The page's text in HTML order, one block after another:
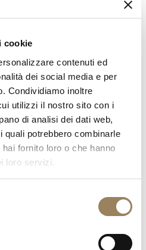
cookie
contenuti ed
dei social media e per
Condividiamo inoltre
utilizzi il nostro sito con i
di analisi dei dati web,
quali potrebbero combinarle
fornito loro o che hanno
loro servizi.